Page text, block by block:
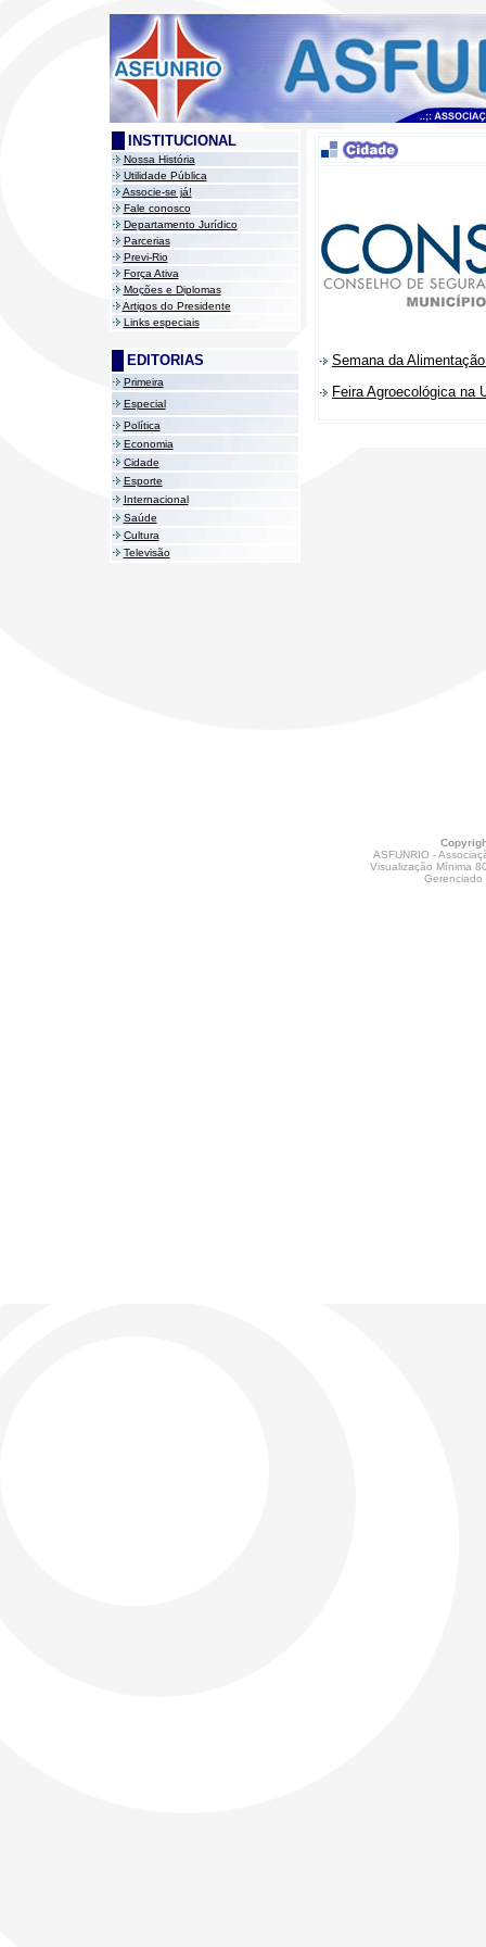
INSTITUCIONAL
Nossa História
Utilidade Pública
Associe-se já!
Fale conosco
Departamento Jurídico
Parcerias
Previ-Rio
Força Ativa
Moções e Diplomas
Artigos do Presidente
Links especiais
EDITORIAS
Primeira
Especial
Política
Economia
Cidade
Esporte
Internacional
Saúde
Cultura
Televisão
Semana da
Feira Agroecológica na
ASFUNRIO -
Visualização Mínima
Gerenciado